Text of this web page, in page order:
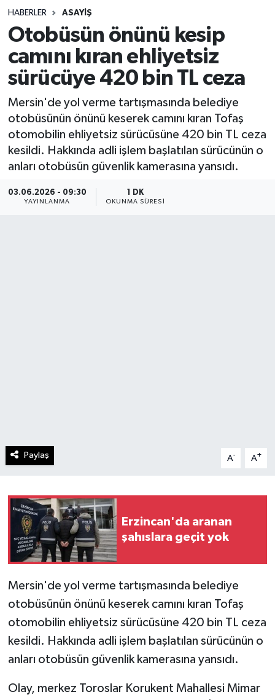
HABERLER ASAYIŞ
Otobüsün önünü kesip
camını kıran ehliyetsiz
sürücüye 420 bin TL ceza
Mersin'de yol verme tartışmasında belediye
otobüsünün önünü keserek camını kıran Tofaş
otomobilin ehliyetsiz sürücüsüne 420 bin TL ceza
kesildi. Hakkında adli işlem başlatılan sürücünün o
anları otobüsün güvenlik kamerasına yansıdı.
03.06.2026 - 09:30
YAYINLANMA
1 DK
OKUNMA SÜRESI
Paylaş A- A+
Erzincan'da aranan
şahıslara geçit yok
Mersin'de yol verme tartışmasında belediye
otobüsünün önünü keserek camını kıran Tofaş
otomobilin ehliyetsiz sürücüsüne 420 bin TL ceza
kesildi. Hakkında adli işlem başlatılan sürücünün o
anları otobüsün güvenlik kamerasına yansıdı.
Olay, merkez Toroslar Korukent Mahallesi Mimar
Spor
Teknoloji
Yaşam